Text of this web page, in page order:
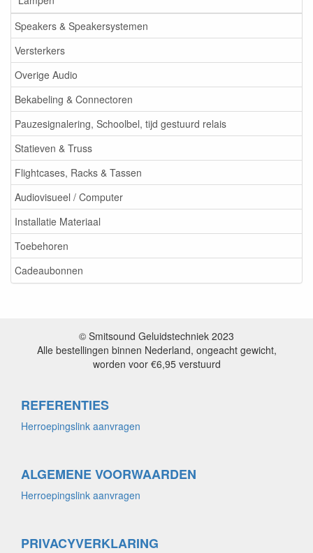
Speakers & Speakersystemen
Versterkers
Overige Audio
Bekabeling & Connectoren
Pauzesignalering, Schoolbel, tijd gestuurd relais
Statieven & Truss
Flightcases, Racks & Tassen
Audiovisueel / Computer
Installatie Materiaal
Toebehoren
Cadeaubonnen
© Smitsound Geluidstechniek 2023
Alle bestellingen binnen Nederland, ongeacht gewicht,
worden voor €6,95 verstuurd
REFERENTIES
Herroepingslink aanvragen
ALGEMENE VOORWAARDEN
Herroepingslink aanvragen
PRIVACYVERKLARING